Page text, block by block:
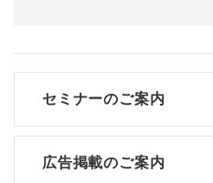
セミナーのご案内
広告掲載のご案内